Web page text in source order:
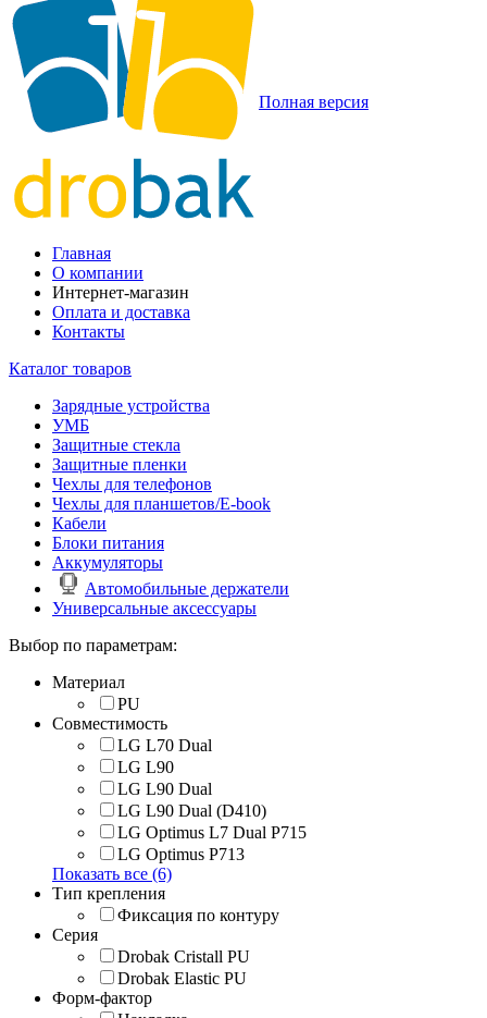
Полная версия
Главная
О компании
Интернет-магазин
Оплата и доставка
Контакты
Каталог товаров
Зарядные устройства
УМБ
Защитные стекла
Защитные пленки
Чехлы для телефонов
Чехлы для планшетов/E-book
Кабели
Блоки питания
Аккумуляторы
Автомобильные держатели
Универсальные аксессуары
Выбор по параметрам:
Материал
PU
Совместимость
LG L70 Dual
LG L90
LG L90 Dual
LG L90 Dual (D410)
LG Optimus L7 Dual P715
LG Optimus P713
Показать все (6)
Тип крепления
Фиксация по контуру
Серия
Drobak Cristall PU
Drobak Elastic PU
Форм-фактор